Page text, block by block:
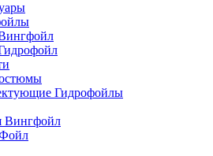
Гидрофойлы
Вингфойл